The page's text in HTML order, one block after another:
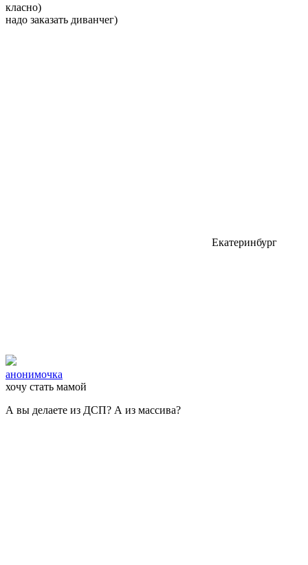
класно)
надо заказать диванчег)
Екатеринбург
анонимочка
хочу стать мамой
А вы делаете из ДСП? А из массива?